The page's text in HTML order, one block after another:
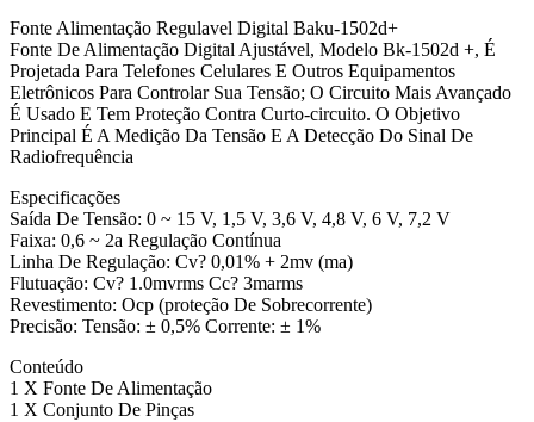
Fonte Alimentação Regulavel Digital Baku-1502d+
Fonte De Alimentação Digital Ajustável, Modelo Bk-1502d +, É
Projetada Para Telefones Celulares E Outros Equipamentos
Eletrônicos Para Controlar Sua Tensão; O Circuito Mais Avançado
É Usado E Tem Proteção Contra Curto-circuito. O Objetivo
Principal É A Medição Da Tensão E A Detecção Do Sinal De
Radiofrequência
Especificações
Saída De Tensão: 0 ~ 15 V, 1,5 V, 3,6 V, 4,8 V, 6 V, 7,2 V
Faixa: 0,6 ~ 2a Regulação Contínua
Linha De Regulação: Cv? 0,01% + 2mv (ma)
Flutuação: Cv? 1.0mvrms Cc? 3marms
Revestimento: Ocp (proteção De Sobrecorrente)
Precisão: Tensão: ± 0,5% Corrente: ± 1%
Conteúdo
1 X Fonte De Alimentação
1 X Conjunto De Pinças